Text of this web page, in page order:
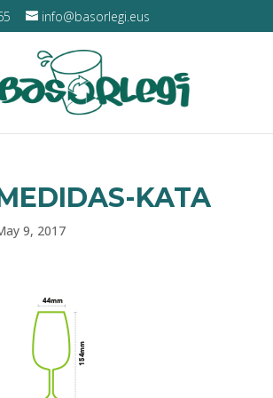
info@basorlegi.eus
KATA
9, 2017